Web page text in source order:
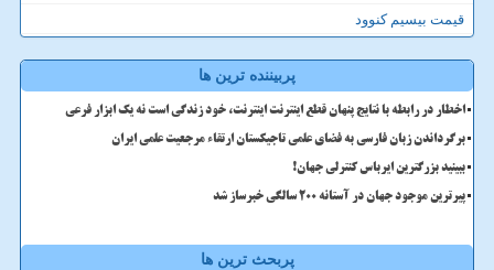
قیمت بیسیم کنوود
پربیننده ترین ها
اخطار در رابطه با نتایج پنهان قطع اینترنت اینترنت، خود زندگی است نه یک ابزار فرعی
برگرداندن زبان فارسی به فضای علمی تاجیکستان ارتقاء مرجعیت علمی ایران
ببینید بزرگترین ایرباس کنترلی جهان!
پیرترین موجود جهان در آستانه ۲۰۰ سالگی خبرساز شد
پربحث ترین ها